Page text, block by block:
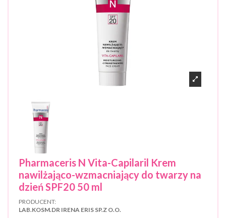
Pharmaceris N Vita-Capilaril Krem
nawilżająco-wzmacniający do twarzy na
dzień SPF20 50 ml
PRODUCENT:
LAB.KOSM.DR IRENA ERIS SP.Z O.O.